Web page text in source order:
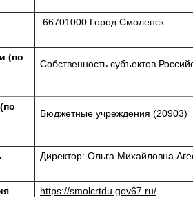
66701000 Город Смоленск
(по
Собственность субъектов
Бюджетные учреждения (20903)
Директор: Ольга Михайловна
https://smolcrtdu.gov67.ru/